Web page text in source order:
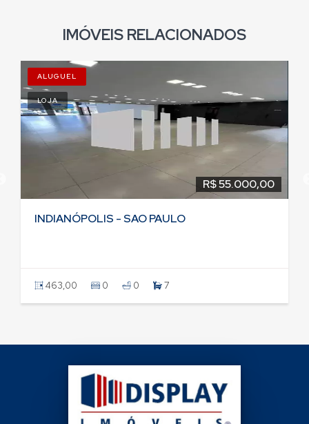
IMÓVEIS RELACIONADOS
ALUGUEL
LOJA
R$ 55.000,00
INDIANÓPOLIS - SAO PAULO
463,00 0 0 7